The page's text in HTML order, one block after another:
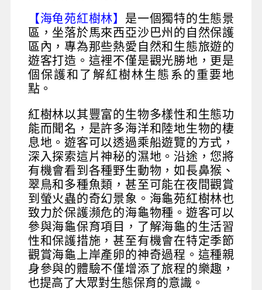
【海龟苑紅樹林】 是一個獨特的生態景
區，坐落於馬來西亞沙巴州的自然保護
區內，專為那些熱愛自然和生態旅遊的
遊客打造。這裡不僅是觀光勝地，更是
個保護和了解紅樹林生態系的重要地
點。
紅樹林以其豐富的生物多樣性和生態功
能而聞名，是許多海洋和陸地生物的棲
息地。遊客可以透過乘船遊覽的方式，
深入探索這片神秘的濕地。沿途，您將
有機會看到各種野生動物，如長鼻猴、
翠鳥和多種魚類，甚至可能在夜間觀賞
到螢火蟲的奇幻景象。海龜苑紅樹林也
致力於保護瀕危的海龜物種。遊客可以
參與海龜保育項目，了解海龜的生活習
性和保護措施，甚至有機會在特定季節
觀賞海龜上岸產卵的神奇過程。這種親
身參與的體驗不僅增添了旅程的樂趣，
也提高了大眾對生態保育的意識。